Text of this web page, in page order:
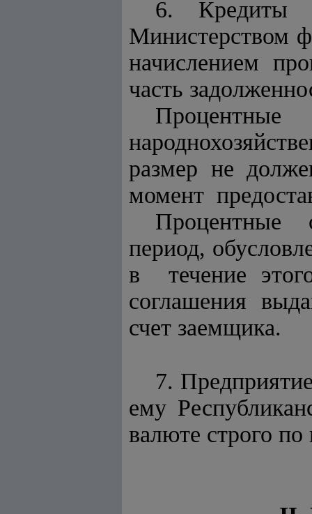
6. Кредиты
Министерством
начислением
часть
Процентные
размер не
момент
Процентные
период,
в течение
соглашения
счет заемщика.
7.
ему
валюте строго